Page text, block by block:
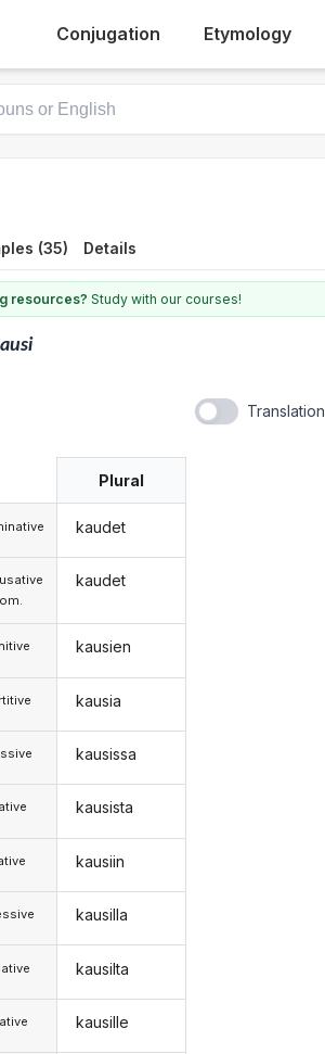
Conjugation Etymology
(35) Details
resources? Study with our courses!
Translation
Plural
kaudet
kaudet
kausien
kausia
kausissa
kausista
kausiin
kausilla
kausilta
kausille